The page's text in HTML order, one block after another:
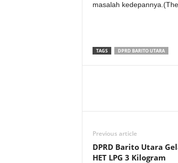
masalah
TAGS DPRD BARITO UTARA
Previous article
DPRD Barito Utara
HET LPG 3 Kilogram